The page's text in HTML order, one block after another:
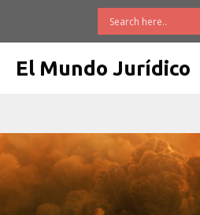
El Mundo Jurídico